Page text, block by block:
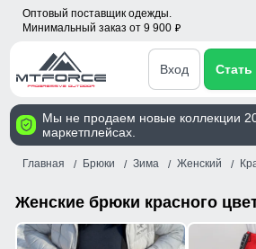
Оптовый поставщик одежды.
Минимальный заказ от 9 900 p
Вход Стать
Мы не продаем новые коллекции
маркетплейсах.
Главная Брюки Зима Женский
Женские брюки красного